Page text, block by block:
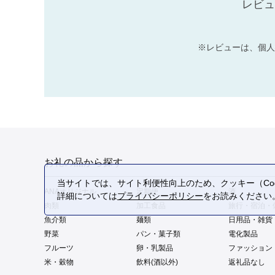
レビ
※レビューは、個
お礼の品から探す
ANAオリジナル 定期便
酒
加工食品
魚介類
麺類
日用品・雑貨
野菜
パン・菓子類
電化製品
フルーツ
卵・乳製品
ファッション
米・穀物
飲料(酒以外) 返礼品なし
当サイトでは、サイト利便性向上のため、クッキー（
詳細についてはプライバシーポリシーをお読みください。